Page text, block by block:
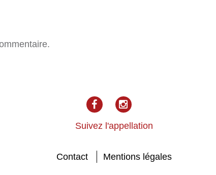
facebookInstagram
Suivez l'appellation
Contact Mentions légales